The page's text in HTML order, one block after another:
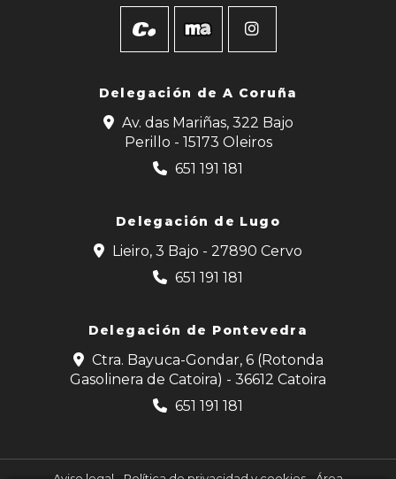
Delegación deA Coruña
Av. das Mariñas, 322 Bajo
Perillo - 15173 Oleiros
651 191 181
Delegación de Lugo
Lieiro, 3 Bajo - 27890 Cervo
651 191 181
Delegación de Pontevedra
Ctra. Bayuca-Gondar, 6 (Rotonda
Gasolinera de Catoira) - 36612 Catoira
651 191 181